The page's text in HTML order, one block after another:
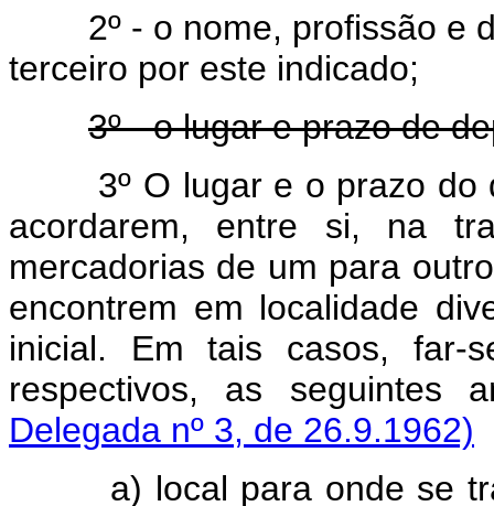
2º - o nome, profissão e
terceiro por este indicado;
3º - o lugar e prazo de
3º O lugar e o prazo do
acordarem, entre si, na
mercadorias de um para
encontrem em localidade
inicial. Em tais casos, far-
respectivos, as seguintes
Delegada nº 3, de 26.9.1962)
a) local para onde se